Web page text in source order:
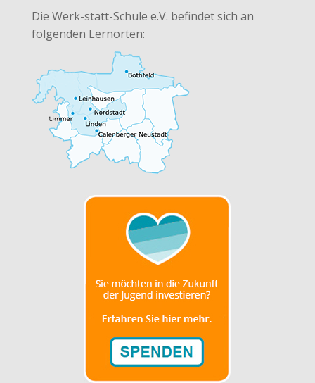
Die Werk-statt-Schule e.V. befindet sich an
folgenden Lernorten: